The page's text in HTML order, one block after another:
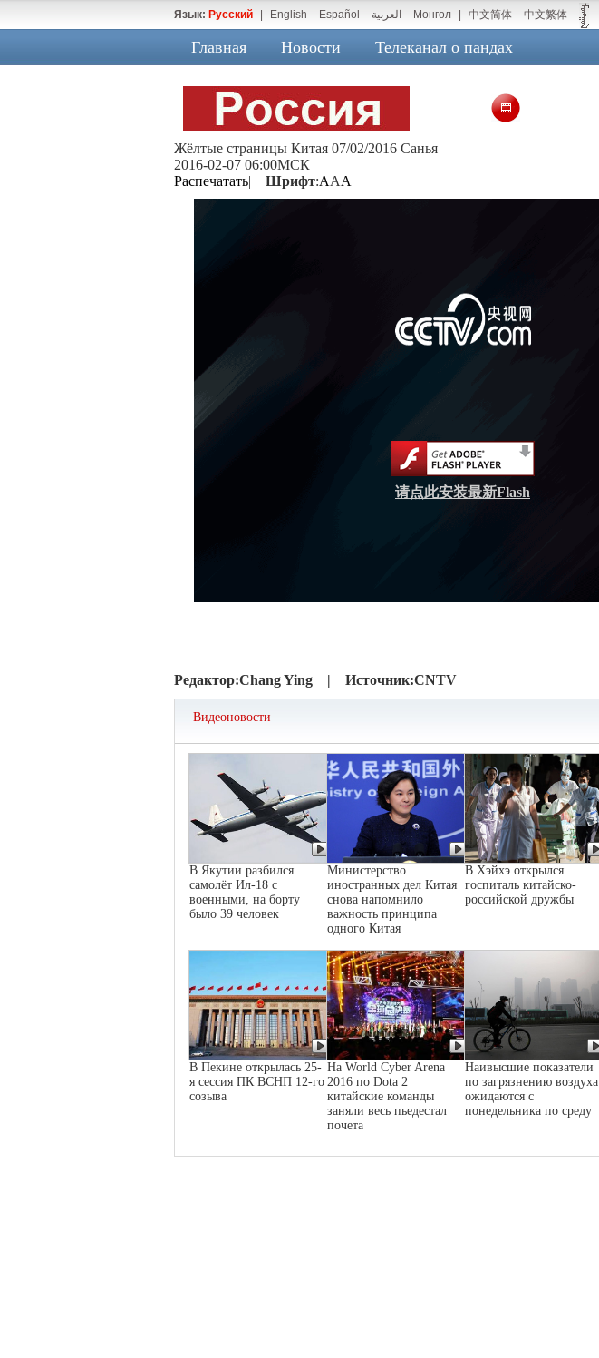
Язык: Русский English Español العربية Монгол 中文简体 中文繁体
Главная Новости Телеканал о пандах
Жёлтые страницы Китая 07/02/2016 Санья
2016-02-07 06:00МСК
Распечатать| Шрифт:AAA
请点此安装最新Flash
Редактор:Chang Ying | Источник:CNTV
Видеоновости
В Якутии разбился
самолёт Ил-18 с
военными, на борту
было 39 человек
Министерство
иностранных дел Китая
снова напомнило
важность принципа
одного Китая
В Хэйхэ открылся
госпиталь китайско-
российской дружбы
В Пекине открылась 25-
я сессия ПК ВСНП 12-го
созыва
На World Cyber Arena
2016 по Dota 2
китайские команды
заняли весь пьедестал
почета
Наивысшие показатели
по загрязнению воздуха
ожидаются с
понедельника по среду